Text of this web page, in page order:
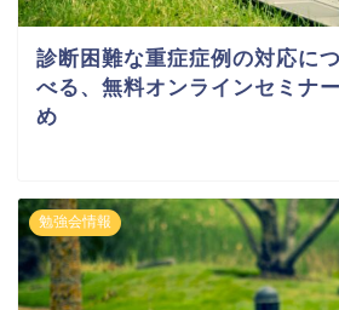
診断困難な重症症例の対応に
べる、無料オンラインセミナ
め
勉強会情報